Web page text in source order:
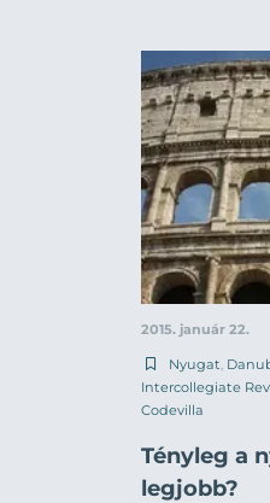
2015. január 22.
Nyugat
Intercollegiate
Codevilla
Tényleg a
legjobb?